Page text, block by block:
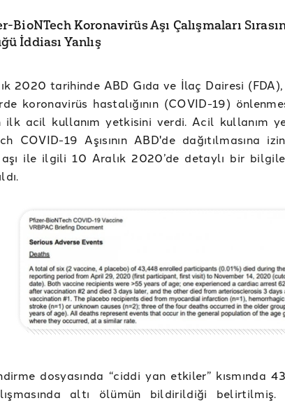
BioNTech Koronavirüs Aşı Çalışmaları
İddiası Yanlış
2020 tarihinde ABD Gıda ve İlaç Dairesi
koronavirüs hastalığının (COVID-19)
ilk acil kullanım yetkisini verdi. Acil kullanım
COVID-19 Aşısının ABD'de dağıtılmasına
aşı ile ilgili 10 Aralık 2020’de detaylı bir
dosyasında “ciddi yan etkiler” kısmında
altı ölümün bildirildiği belirtilmiş.